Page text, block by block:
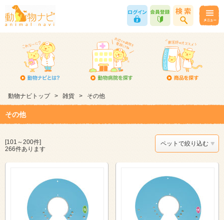
動物ナビトップ > 雑貨 > その他
その他
[101～200件]
266件あります
ペットで絞り込む